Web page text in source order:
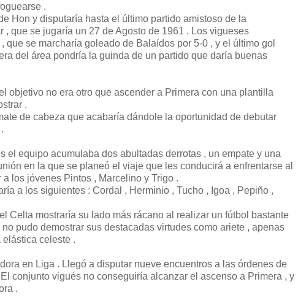
.
Hon y disputaría hasta el último partido amistoso de la
que se jugaría un 27 de Agosto de 1961 . Los vigueses
se marcharía goleado de Balaídos por 5-0 , y el último gol
del área pondría la guinda de un partido que daría buenas
objetivo no era otro que ascender a Primera con una plantilla
.
de cabeza que acabaría dándole la oportunidad de debutar
equipo acumulaba dos abultadas derrotas , un empate y una
en la que se planeó el viaje que les conducirá a enfrentarse al
los jóvenes Pintos , Marcelino y Trigo .
a los siguientes : Cordal , Herminio , Tucho , Igoa , Pepiño ,
Celta mostraría su lado más rácano al realizar un fútbol bastante
pudo demostrar sus destacadas virtudes como ariete , apenas
celeste .
en Liga . Llegó a disputar nueve encuentros a las órdenes de
conjunto vigués no conseguiría alcanzar el ascenso a Primera , y
.